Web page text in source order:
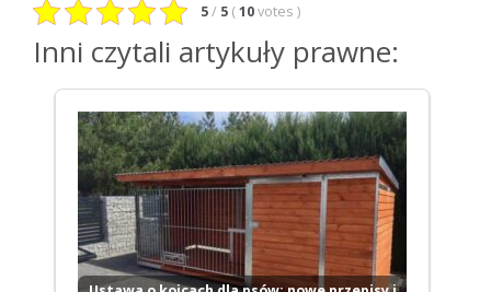
5 / 5 ( 10 votes )
Inni czytali artykuły prawne: